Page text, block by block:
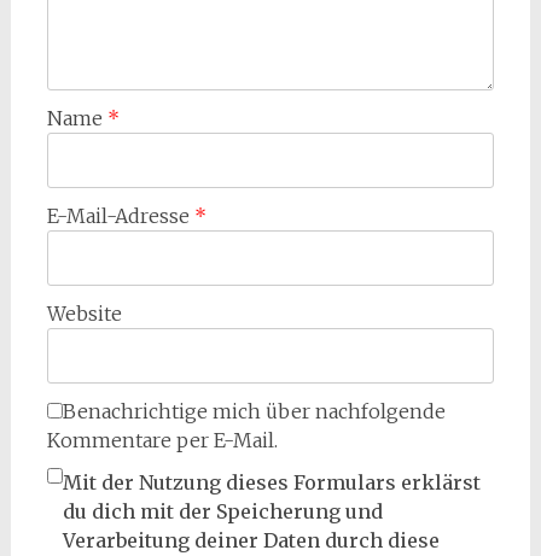
Name *
E-Mail-Adresse *
Website
Benachrichtige mich über nachfolgende
Kommentare per E-Mail.
Mit der Nutzung dieses Formulars erklärst
du dich mit der Speicherung und
Verarbeitung deiner Daten durch diese